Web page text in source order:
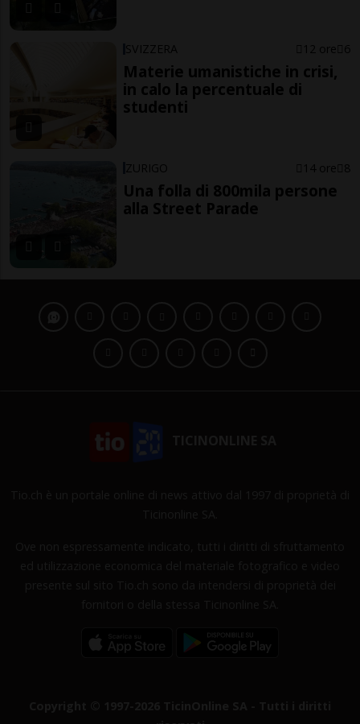
SVIZZERA 12 ore 6
Materie umanistiche in crisi,
in calo la percentuale di
studenti
ZURIGO 14 ore 8
Una folla di 800mila persone
alla Street Parade